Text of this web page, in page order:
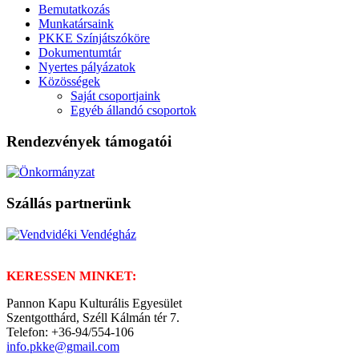
Bemutatkozás
Munkatársaink
PKKE Színjátszóköre
Dokumentumtár
Nyertes pályázatok
Közösségek
Saját csoportjaink
Egyéb állandó csoportok
Rendezvények támogatói
Szállás partnerünk
KERESSEN MINKET:
Pannon Kapu Kulturális Egyesület
Szentgotthárd, Széll Kálmán tér 7.
Telefon: +36-94/554-106
info.pkke@gmail.com